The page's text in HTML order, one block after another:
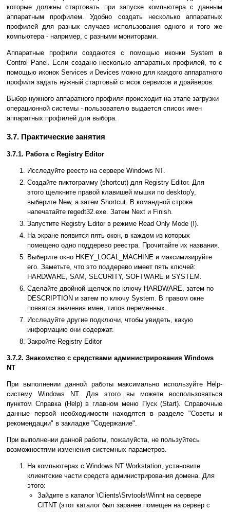
которые должны стартовать при запуске компьютера с данным
аппаратным профилем. Удобно создать несколько аппаратных
профилей для разных случаев использования одного и того же
компьютера - например, с разными мониторами.
Аппаратные профили создаются с помощью иконки System в
Control Panel. Если создано несколько аппаратных профилей, то с
помощью иконок Services и Devices можно для каждого аппаратного
профиля задать нужный стартовый список сервисов и драйверов.
Выбор нужного аппаратного профиля происходит на этапе загрузки
операционной системы - пользователю выдается список имен
аппаратных профилей для выбора.
3.7. Практические занятия
3.7.1. Работа с Registry Editor
Исследуйте реестр на сервере Windows NT.
Создайте пиктограмму (shortcut) для Registry Editor. Для
этого щелкните правой клавишей мышки по desktop'у,
выберите New, а затем Shortcut. В командной строке
напечатайте regedt32.exe. Затем Next и Finish.
Запустите Registry Editor в режиме Read Only Mode (!).
На экране появится пять окон, в каждом из которых
помещено одно поддерево реестра. Прочитайте их названия.
Выберите окно HKEY_LOCAL_MACHINE и максимизируйте
его. Заметьте, что это поддерево имеет пять ключей:
HARDWARE, SAM, SECURITY, SOFTWARE и SYSTEM.
Сделайте двойной щелчок по ключу HARDWARE, затем по
DESCRIPTION и затем по ключу System. В правом окне
появятся значения имен, типов переменных.
Исследуйте другие подключи, чтобы увидеть, какую
информацию они содержат.
Закройте Registry Editor
3.7.2. Знакомство с средствами администрирования Windows
NT
При выполнении данной работы максимально используйте Help-
систему Windows NT. Для этого вы можете воспользоваться
пунктом Справка (Help) в главном меню Пуск (Start). Справочные
данные первой необходимости находятся в разделе "Советы и
рекомендации" в закладке "Содержание".
При выполнении данной работы, пожалуйста, не пользуйтесь
возможностями изменения системных параметров.
На компьютерах с Windows NT Workstation, установите
клиентские части средств администрирования домена. Для
этого:
Зайдите в каталог \Clients\Srvtools\Winnt на сервере
CITNT (этот каталог был заранее помещен на сервер с